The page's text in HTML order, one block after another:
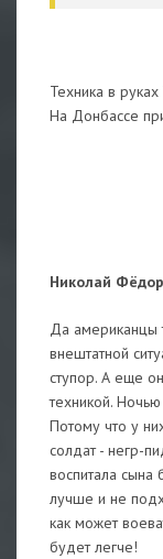
Техника в
На Донбассе
Николай
Да американцы
внештатной
ступор. А еще
техникой.
Потому что у
солдат - негр-
воспитала сына
лучше и не
как может
будет легче!